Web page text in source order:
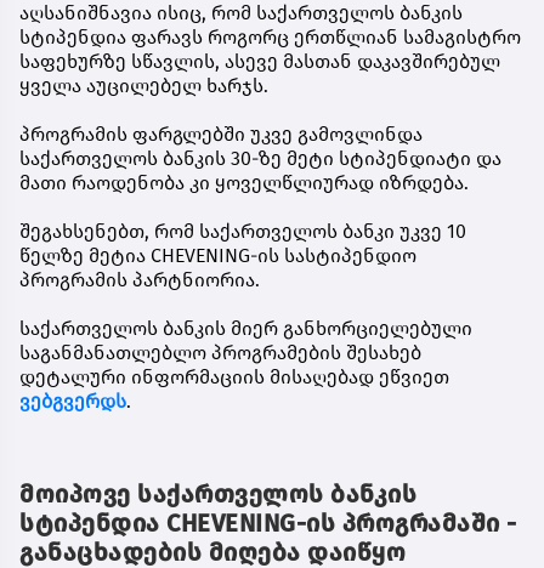
აღსანიშნავია ისიც, რომ საქართველოს ბანკის
სტიპენდია ფარავს როგორც ერთწლიან სამაგისტრო
საფეხურზე სწავლის, ასევე მასთან დაკავშირებულ
ყველა აუცილებელ ხარჯს.
პროგრამის ფარგლებში უკვე გამოვლინდა
საქართველოს ბანკის 30-ზე მეტი სტიპენდიატი და
მათი რაოდენობა კი ყოველწლიურად იზრდება.
შეგახსენებთ, რომ საქართველოს ბანკი უკვე 10
წელზე მეტია CHEVENING-ის სასტიპენდიო
პროგრამის პარტნიორია.
საქართველოს ბანკის მიერ განხორციელებული
საგანმანათლებლო პროგრამების შესახებ
დეტალური ინფორმაციის მისაღებად ეწვიეთ
ვებგვერდს.
მოიპოვე საქართველოს ბანკის
სტიპენდია CHEVENING-ის პროგრამაში -
განაცხადების მიღება დაიწყო